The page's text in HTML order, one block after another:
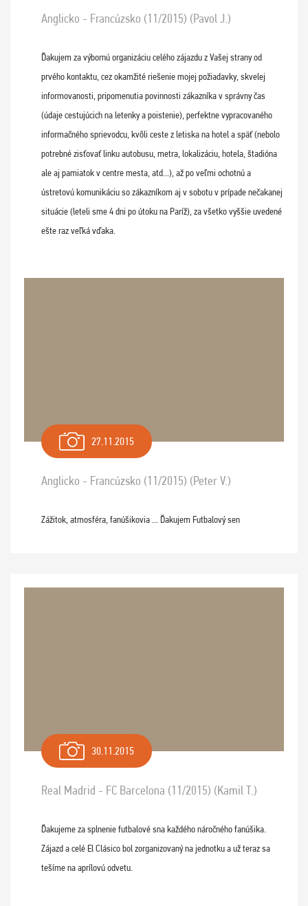
Anglicko - Francúzsko (11/2015) (Pavol J.)
Ďakujem za výbornú organizáciu celého zájazdu z Vašej strany od
prvého kontaktu, cez okamžité riešenie mojej požiadavky, skvelej
informovanosti, pripomenutia povinnosti zákazníka v správny čas
(údaje cestujúcich na letenky a poistenie), perfektne vypracovaného
informačného sprievodcu, kvôli ceste z letiska na hotel a späť (nebolo
potrebné zisťovať linku autobusu, metra, lokalizáciu, hotela, štadióna
ale aj pamiatok v centre mesta, atd...), až po veľmi ochotnú a
ústretovú komunikáciu so zákazníkom aj v sobotu v prípade nečakanej
situácie (leteli sme 4 dni po útoku na Paríž), za všetko vyššie uvedené
ešte raz veľká vďaka.
27.11.2015
Anglicko - Francúzsko (11/2015) (Peter V.)
Zážitok, atmosféra, fanúšikovia ... Ďakujem Futbalový sen
30.11.2015
Real Madrid - FC Barcelona (11/2015) (Kamil T.)
Ďakujeme za splnenie futbalové sna každého náročného fanúšika.
Zájazd a celé El Clásico bol zorganizovaný na jednotku a už teraz sa
tešíme na aprílovú odvetu.